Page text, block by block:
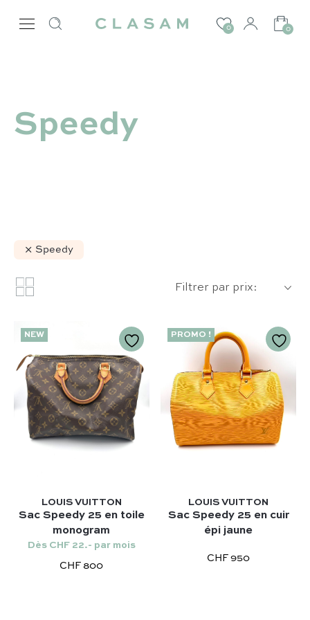
0 0
Notre sélection :
Coup de coeur
Nouveautés
Sac à main
Sac porté épaule
Nos créateurs préférés :
Celine
Chloé
Hermès
Bottega Veneta
Dior
Comment ça marche
Authentification par Entrupy
Conditions générales de vente
Speedy
Speedy
Filtrer par prix:
NEW
LOUIS VUITTON
Sac Speedy 25 en toile
monogram
Dès CHF 22.- par mois
CHF 800
PROMO !
LOUIS VUITTON
Sac Speedy 25 en cuir
épi jaune
CHF 950